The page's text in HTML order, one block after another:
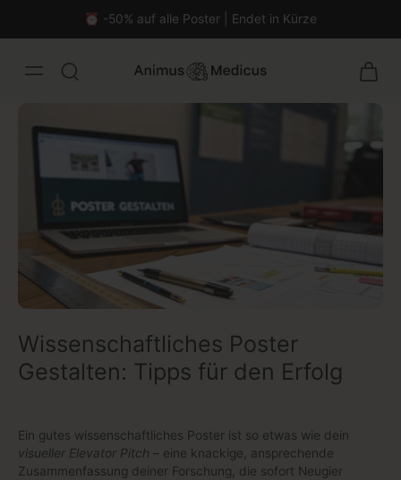
⏰ -50% auf alle Poster | Endet in Kürze
Wissenschaftliches Poster
Gestalten: Tipps für den Erfolg
Ein gutes wissenschaftliches Poster ist so etwas wie dein
visueller Elevator Pitch – eine knackige, ansprechende
Zusammenfassung deiner Forschung, die sofort Neugier